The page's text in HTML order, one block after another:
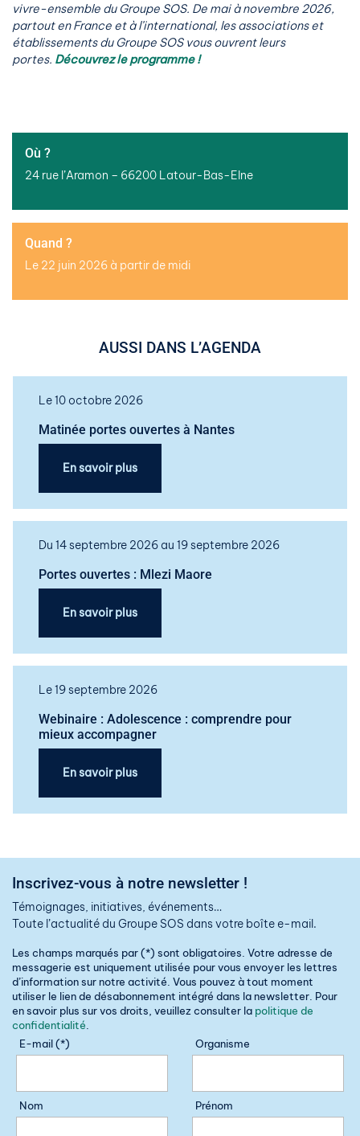
vivre-ensemble du Groupe SOS. De mai à novembre 2026,
partout en France et à l’international, les associations et
établissements du Groupe SOS vous ouvrent leurs
portes. Découvrez le programme !
Où ?
24 rue l’Aramon – 66200 Latour-Bas-Elne
Quand ?
Le 22 juin 2026 à partir de midi
AUSSI DANS L’AGENDA
Le 10 octobre 2026
Matinée portes ouvertes à Nantes
En savoir plus
Du 14 septembre 2026 au 19 septembre 2026
Portes ouvertes : Mlezi Maore
En savoir plus
Le 19 septembre 2026
Webinaire : Adolescence : comprendre pour
mieux accompagner
En savoir plus
Inscrivez-vous à notre newsletter !
Témoignages, initiatives, événements…
Toute l’actualité du Groupe SOS dans votre boîte e-mail.
Les champs marqués par (*) sont obligatoires. Votre adresse de
messagerie est uniquement utilisée pour vous envoyer les lettres
d’information sur notre activité. Vous pouvez à tout moment
utiliser le lien de désabonnement intégré dans la newsletter. Pour
en savoir plus sur vos droits, veuillez consulter la politique de
confidentialité
E-mail (*)
Organisme
Nom Prénom